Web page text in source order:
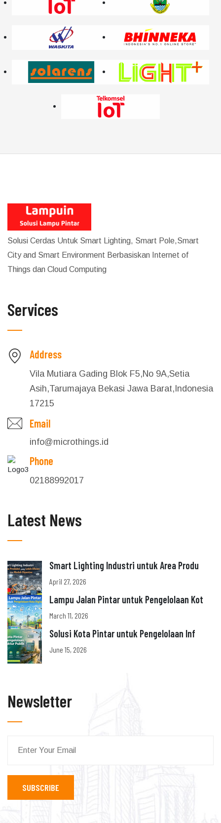
Solusi Cerdas Untuk Smart Lighting, Smart Pole,Smart
City and Smart Environment Berbasiskan Internet of
Things dan Cloud Computing
Services
Address
Vila Mutiara Gading Blok F5,No 9A,Setia
Asih,Tarumajaya Bekasi Jawa Barat,Indonesia
17215
Email
info@microthings.id
Phone
02188992017
Latest News
Smart Lighting Industri untuk Area Produ
April 27, 2026
Lampu Jalan Pintar untuk Pengelolaan Kot
March 11, 2026
Solusi Kota Pintar untuk Pengelolaan Inf
June 15, 2026
Newsletter
SUBSCRIBE